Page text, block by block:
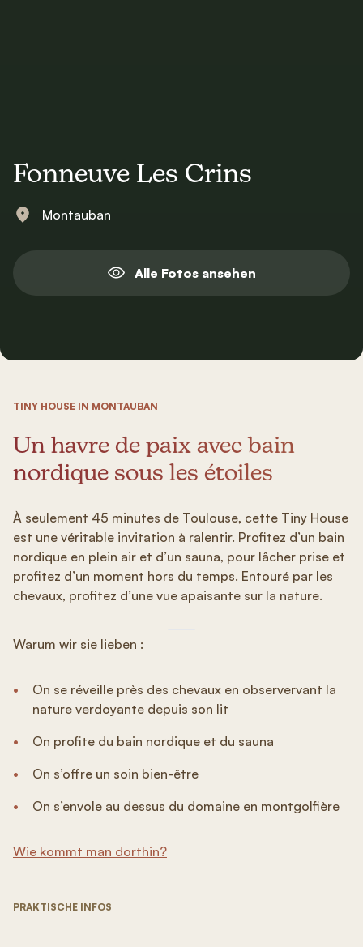
Fonneuve Les Crins
Montauban
Alle Fotos ansehen
TINY HOUSE IN MONTAUBAN
Un havre de paix avec bain
nordique sous les étoiles
À seulement 45 minutes de Toulouse, cette Tiny House
est une véritable invitation à ralentir. Profitez d’un bain
nordique en plein air et d’un sauna, pour lâcher prise et
profitez d’un moment hors du temps. Entouré par les
chevaux, profitez d’une vue apaisante sur la nature.
Warum wir sie lieben :
On se réveille près des chevaux en observervant la
nature verdoyante depuis son lit
On profite du bain nordique et du sauna
On s’offre un soin bien-être
On s’envole au dessus du domaine en montgolfière
Wie kommt man dorthin?
PRAKTISCHE INFOS